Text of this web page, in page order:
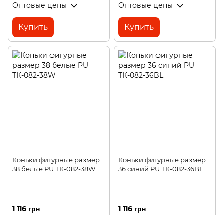
Оптовые цены
Купить
Оптовые цены
Купить
Коньки фигурные размер
38 белые PU ТК-082-38W
1 116 грн
Коньки фигурные размер
36 синий PU ТК-082-36BL
1 116 грн